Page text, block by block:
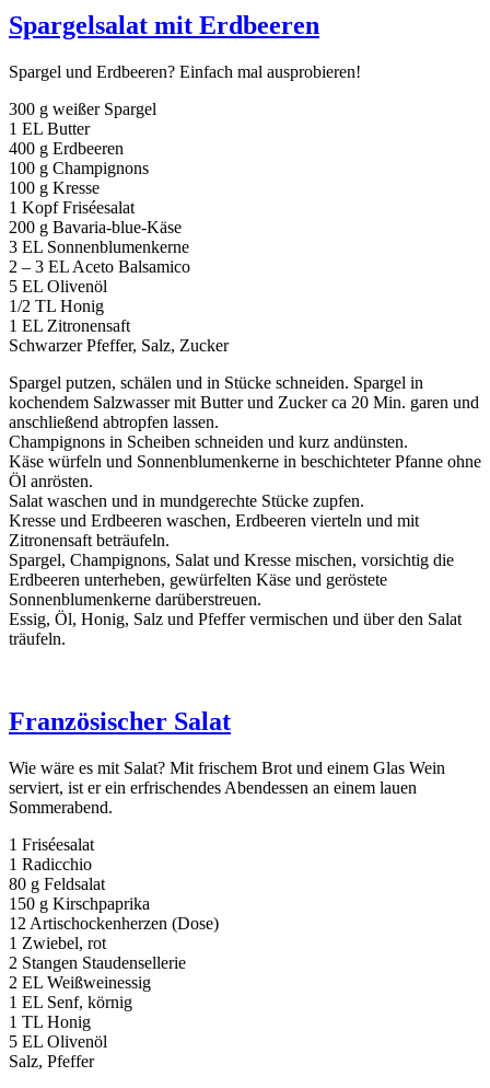
Spargelsalat mit Erdbeeren
Spargel und Erdbeeren? Einfach mal ausprobieren!
300 g weißer Spargel
1 EL Butter
400 g Erdbeeren
100 g Champignons
100 g Kresse
1 Kopf Friséesalat
200 g Bavaria-blue-Käse
3 EL Sonnenblumenkerne
2 – 3 EL Aceto Balsamico
5 EL Olivenöl
1/2 TL Honig
1 EL Zitronensaft
Schwarzer Pfeffer, Salz, Zucker
Spargel putzen, schälen und in Stücke schneiden. Spargel in
kochendem Salzwasser mit Butter und Zucker ca 20 Min. garen und
anschließend abtropfen lassen.
Champignons in Scheiben schneiden und kurz andünsten.
Käse würfeln und Sonnenblumenkerne in beschichteter Pfanne ohne
Öl anrösten.
Salat waschen und in mundgerechte Stücke zupfen.
Kresse und Erdbeeren waschen, Erdbeeren vierteln und mit
Zitronensaft beträufeln.
Spargel, Champignons, Salat und Kresse mischen, vorsichtig die
Erdbeeren unterheben, gewürfelten Käse und geröstete
Sonnenblumenkerne darüberstreuen.
Essig, Öl, Honig, Salz und Pfeffer vermischen und über den Salat
träufeln.
Französischer Salat
Wie wäre es mit Salat? Mit frischem Brot und einem Glas Wein
serviert, ist er ein erfrischendes Abendessen an einem lauen
Sommerabend.
1 Friséesalat
1 Radicchio
80 g Feldsalat
150 g Kirschpaprika
12 Artischockenherzen (Dose)
1 Zwiebel, rot
2 Stangen Staudensellerie
2 EL Weißweinessig
1 EL Senf, körnig
1 TL Honig
5 EL Olivenöl
Salz, Pfeffer